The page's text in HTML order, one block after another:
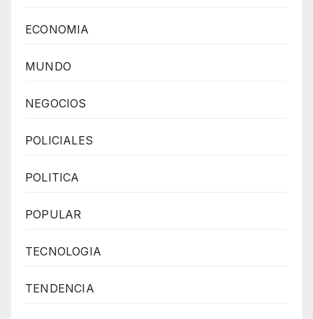
ECONOMIA
MUNDO
NEGOCIOS
POLICIALES
POLITICA
POPULAR
TECNOLOGIA
TENDENCIA